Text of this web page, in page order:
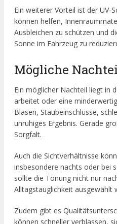
Ein weiterer Vorteil ist der UV-
können helfen,
Ausbleichen zu schützen und
Sonne im Fahrzeug zu
Mögliche
Ein möglicher Nachteil liegt in
arbeitet oder eine
Blasen, Staubeinschlüsse,
unruhiges Ergebnis. Gerade
Sorgfalt.
Auch die Sichtverhältnisse
insbesondere nachts oder bei
sollte die Tönung nicht nur
Alltagstauglichkeit ausgewählt
Zudem gibt es
können schneller verblassen,